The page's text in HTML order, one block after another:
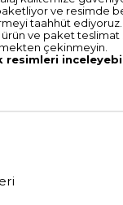
ve resimde
taahhüt ediyoruz.
ürün ve paket
çekinmeyin.
resimleri